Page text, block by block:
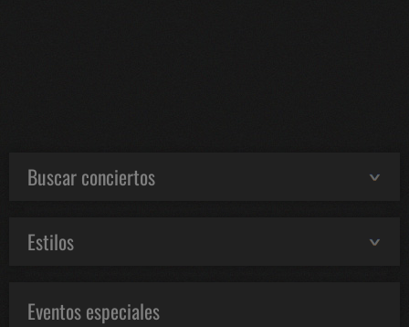
Buscar conciertos
Estilos
Eventos especiales